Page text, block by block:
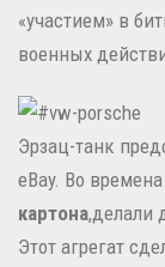
«участием» в
военных
Эрзац-танк
eBay. Во
картона,делали
Этот агрегат